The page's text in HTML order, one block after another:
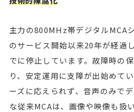
主力の800MHz帯デジタルMCA
のサービス開始以来20年が経過
でに停止しています。故障時の
り、安定運用に支障が出始めて
ーズに応えられず、音声のみで
な従来MCAは、画像や映像も扱